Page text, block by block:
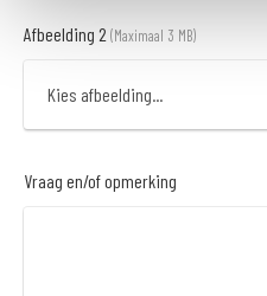
Afbeelding 2 (Maximaal 3 MB)
Kies afbeelding...
Vraag en/of opmerking